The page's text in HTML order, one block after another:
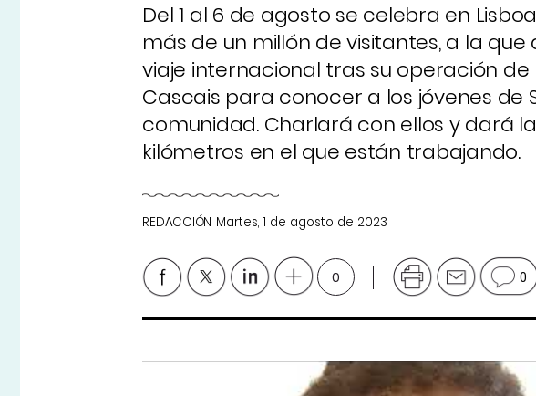
Del 1 al 6 de agosto se celebra en
más de un millón de visitantes, a la
viaje internacional tras su operación de
Cascais para conocer a los jóvenes de
comunidad. Charlará con ellos y dará
kilómetros en el que están trabajando.
REDACCIÓN Martes, 1 de agosto de 2023
0 0